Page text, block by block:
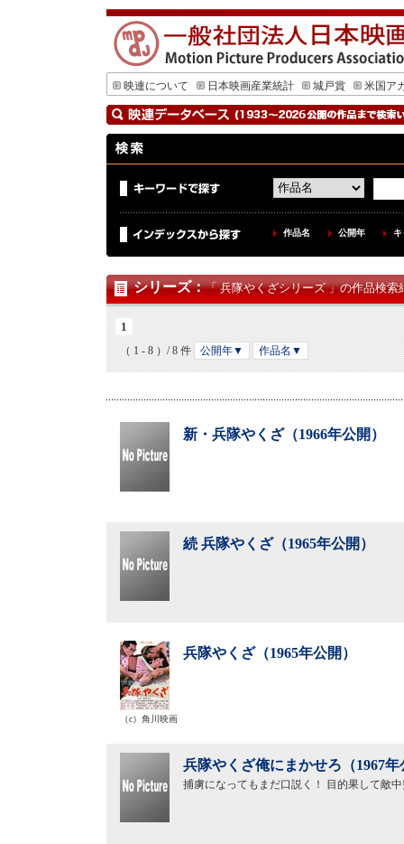
映連について 日本映画産業統計 城戸賞 米国ア
作品名 公開年
シリーズ：「 兵隊やくざシリーズ 」の作品検索
1
（ 1 - 8 ）/ 8 件 公開年▼ 作品名▼
新・兵隊やくざ（1966年公開）
続 兵隊やくざ（1965年公開）
兵隊やくざ（1965年公開）
（c）角川映画
兵隊やくざ俺にまかせろ（1967年
捕虜になってもまだ口説く！ 目的果して敵